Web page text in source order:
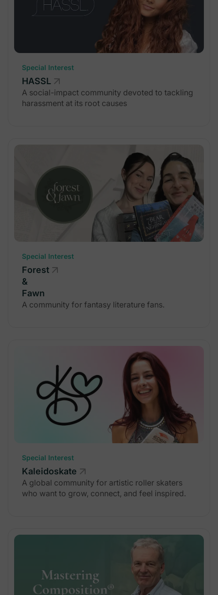
Special Interest
HASSL
A social-impact community devoted to tackling
harassment at its root causes
Special Interest
Forest
&
Fawn
A community for fantasy literature fans.
Special Interest
Kaleidoskate
A global community for artistic roller skaters
who want to grow, connect, and feel inspired.